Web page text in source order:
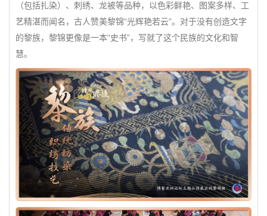
（包括扎染）、刺绣、龙被等品种，以色彩鲜艳、图案多样、工
艺精湛而闻名，古人赞美黎锦“光辉艳若云”。对于没有创造文字
的黎族，黎锦更像是一本“史书”，写就了这个民族的文化和智
慧。